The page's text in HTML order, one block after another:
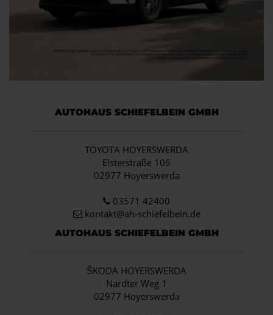
AUTOHAUS SCHIEFELBEIN GMBH
TOYOTA HOYERSWERDA
Elsterstraße 106
02977 Hoyerswerda
03571 42400
kontakt@ah-schiefelbein.de
AUTOHAUS SCHIEFELBEIN GMBH
ŠKODA HOYERSWERDA
Nardter Weg 1
02977 Hoyerswerda